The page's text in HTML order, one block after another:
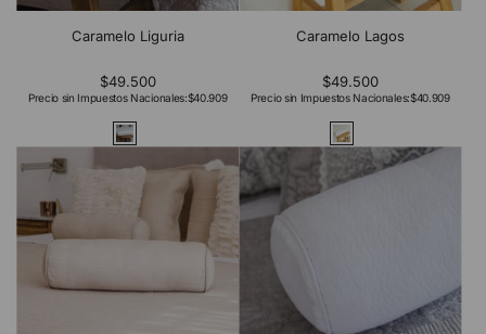
Caramelo Liguria
$49.500
Precio sin Impuestos Nacionales:$40.909
Caramelo Lagos
$49.500
Precio sin Impuestos Nacionales:$40.909